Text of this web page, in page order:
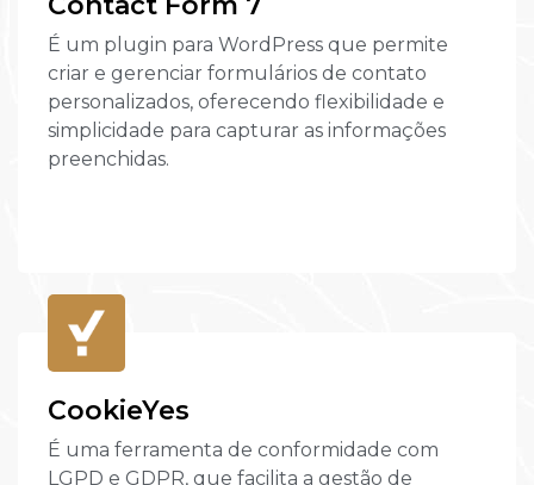
É um plugin para WordPress que permite
criar e gerenciar formulários de contato
personalizados, oferecendo flexibilidade e
simplicidade para capturar as informações
preenchidas.
CookieYes
É uma ferramenta de conformidade com
LGPD e GDPR, que facilita a gestão de